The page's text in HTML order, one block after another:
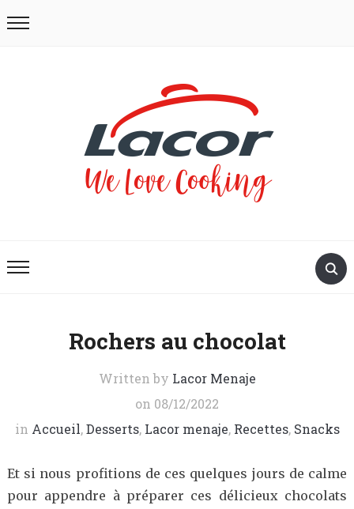
Rochers au chocolat
Written by Lacor Menaje
on 08/12/2022
in Accueil,Desserts, Lacor menaje, Recettes, Snacks
Et si nous profitions de ces quelques jours de calme
pour appendre à préparer ces délicieux chocolats